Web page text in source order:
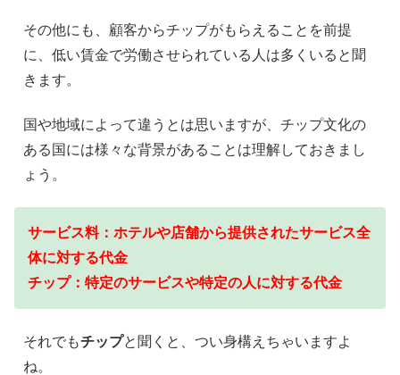
その他にも、顧客からチップがもらえることを前提
に、低い賃金で労働させられている人は多くいると聞
きます。
国や地域によって違うとは思いますが、チップ文化の
ある国には様々な背景があることは理解しておきまし
ょう。
サービス料：ホテルや店舗から提供されたサービス全
体に対する代金
チップ：特定のサービスや特定の人に対する代金
それでもチップと聞くと、つい身構えちゃいますよ
ね。